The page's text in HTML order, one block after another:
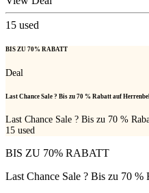
15 used
BIS ZU 70% RABATT
Deal
Last Chance Sale ? Bis zu 70 % Rabatt auf
Last Chance Sale ? Bis zu 70 %
15 used
BIS ZU 70% RABATT
Last Chance Sale ? Bis zu 70